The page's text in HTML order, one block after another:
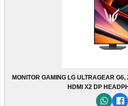
MONITOR GAMING LG ULTRAGEAR G6,
HDMI X2 DP